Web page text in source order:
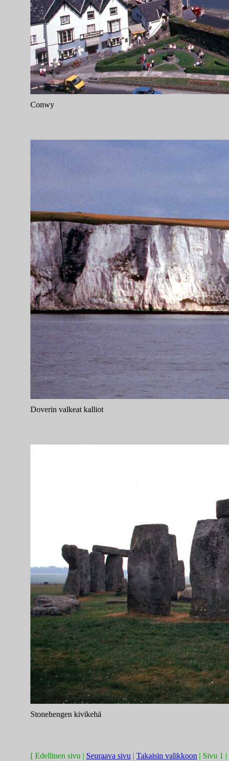
Conwy
Doverin valkeat kalliot
Stonehengen kivikehä
[ Edellinen sivu | Seuraava sivu | Takaisin valikkoon | Sivu 1 |